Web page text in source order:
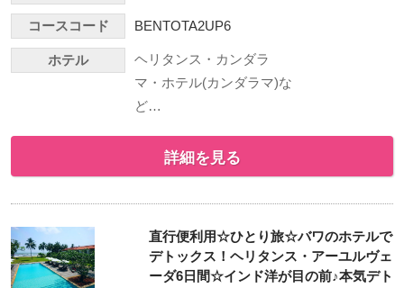
コースコード BENTOTA2UP6
ホテル
ヘリタンス・カンダラ
マ・ホテル(カンダラマ)な
ど…
詳細を見る
直行便利用☆ひとり旅☆バワのホテルで
デトックス！ヘリタンス・アーユルヴェ
ーダ6日間☆インド洋が目の前♪本気デト